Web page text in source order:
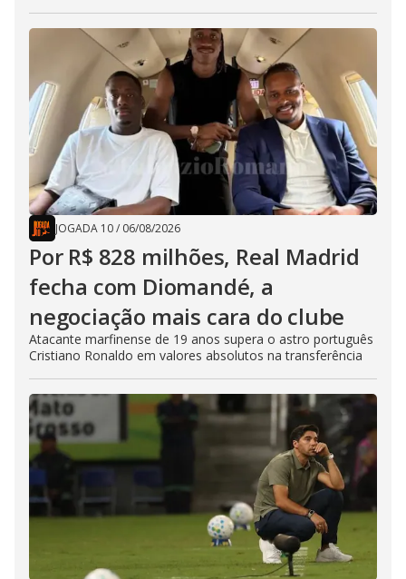
JOGADA 10/ 06/08/2026
Por R$ 828 milhões, Real Madrid
fecha com Diomandé, a
negociação mais cara do clube
Atacante marfinense de 19 anos supera o astro português
Cristiano Ronaldo em valores absolutos na transferência